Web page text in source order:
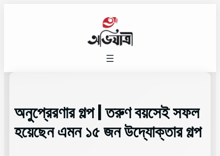
অনুপ্রেরণার গল্প | তরুণ বয়সেই সফল
হয়েছেন এমন ১৫ জন উদ্যোক্তার গল্প